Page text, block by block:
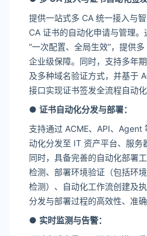
提供一站式多 CA 统一接入与
CA 证书的自动化申请与管理
“一次配置、全局生效”，提供
企业级保障。同时，支持多年
及多种域名验证方式，并基于
接口实现证书签发全流程自动化
● 证书自动化分发与部署：
支持通过 ACME、API、Agent
动化分发至 IT 资产平台、服务
同时，具备完善的自动化部署
检测、部署环境验证（包括环
检测）、自动化工作流创建及
分发与部署过程的高效性、准确
● 实时监测与告警：